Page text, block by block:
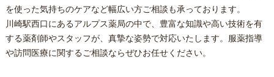
を使った気持ちのケアなど幅広い方ご相談も承っております。
川崎駅西口にあるアルプス薬局の中で、豊富な知識や高い技術を有
する薬剤師やスタッフが、真摯な姿勢で対応いたします。服薬指導
や訪問医療に関するご相談ならぜひお任せください。